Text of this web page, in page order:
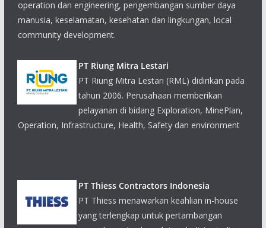
PT Riung Mitra Lestari
PT Riung Mitra Lestari (RML) didirikan pada
pelayanan di bidang Exploration, MinePlan,
Operation, Infrastructure, Health, Safety dan environment
permukaan dan bawah tanah di Australia,
Botswana, Kanada, Chile, Indonesia dan Mongolia